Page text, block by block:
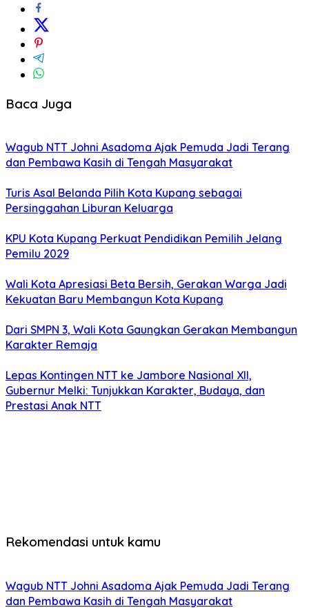
Baca Juga
Wagub NTT Johni Asadoma Ajak Pemuda Jadi Terang
dan Pembawa Kasih di Tengah Masyarakat
Turis Asal Belanda Pilih Kota Kupang sebagai
Persinggahan Liburan Keluarga
KPU Kota Kupang Perkuat Pendidikan Pemilih Jelang
Pemilu 2029
Wali Kota Apresiasi Beta Bersih, Gerakan Warga Jadi
Kekuatan Baru Membangun Kota Kupang
Dari SMPN 3, Wali Kota Gaungkan Gerakan Membangun
Karakter Remaja
Lepas Kontingen NTT ke Jambore Nasional XII,
Gubernur Melki: Tunjukkan Karakter, Budaya, dan
Prestasi Anak NTT
Rekomendasi untuk kamu
Wagub NTT Johni Asadoma Ajak Pemuda Jadi Terang
dan Pembawa Kasih di Tengah Masyarakat